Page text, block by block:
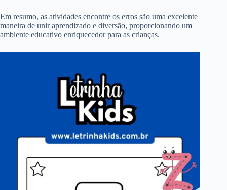
Em resumo, as atividades encontre os erros são uma excelente
maneira de unir aprendizado e diversão, proporcionando um
ambiente educativo enriquecedor para as crianças.